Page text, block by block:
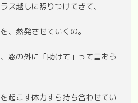
ス越しに照りつけてきて、
、蒸発させていくの。
窓の外に「助けて」って言おう
起こす体力すら持ち合わせてい